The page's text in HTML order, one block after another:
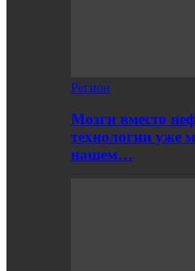
Регион
Мозги вместо
технологии уже
нашем…